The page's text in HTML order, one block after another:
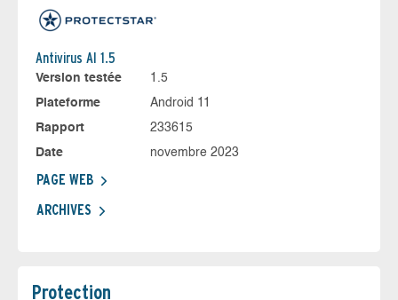
Antivirus AI 1.5
Version testée
1.5
Plateforme
Android 11
Rapport
233615
Date
novembre 2023
PAGE WEB
ARCHIVES
Protection